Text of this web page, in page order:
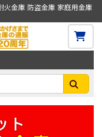
火金庫 防盗金庫 家庭用金庫